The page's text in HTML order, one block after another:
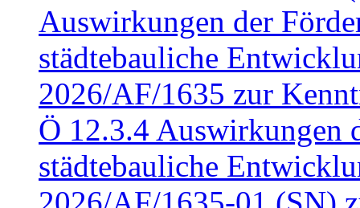
Auswirkungen der
städtebauliche
2026/AF/1635 zur
Ö 12.3.4 Auswirkungen
städtebauliche